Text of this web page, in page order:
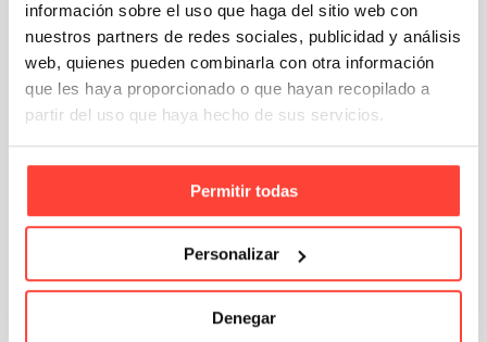
información sobre el uso que haga del sitio web con
nuestros partners de redes sociales, publicidad y análisis
web, quienes pueden combinarla con otra información
que les haya proporcionado o que hayan recopilado a
partir del uso que haya hecho de sus servicios.
Permitir todas
Personalizar
Denegar
Uno de los mayores beneficios de usar los
códigos FEFCO es, sin duda, la gran ventaja
que ofrecen en cuanto a laoptimización y
eficiencia de los procesos del negocio.
Al tener una referencia clara y
estandarizada para cada tipo de caja,
, por lo que conseguirás ahorrar
mucho tiempo en la emisión o recepción de
pedidos, así como evitar todo tipo de
errores y malentendidos.
Reducción de costes